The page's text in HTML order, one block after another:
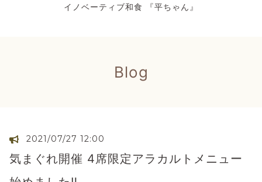
イノベーティブ和食 『平ちゃん』
Blog
2021/07/27 12:00
気まぐれ開催 4席限定アラカルトメニュー